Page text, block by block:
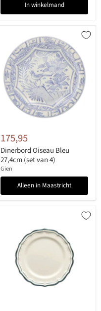
In winkelmand
175,95
Dinerbord Oiseau Bleu
27,4cm (set van 4)
Gien
Alleen in Maastricht